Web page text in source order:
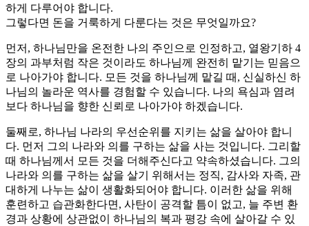
하게 다루어야 합니다.
그렇다면 돈을 거룩하게 다룬다는 것은 무엇일까요?
먼저, 하나님만을 온전한 나의 주인으로 인정하고, 열왕기하 4
장의 과부처럼 작은 것이라도 하나님께 완전히 맡기는 믿음으
로 나아가야 합니다. 모든 것을 하나님께 맡길 때, 신실하신 하
나님의 놀라운 역사를 경험할 수 있습니다. 나의 욕심과 염려
보다 하나님을 향한 신뢰로 나아가야 하겠습니다.
둘째로, 하나님 나라의 우선순위를 지키는 삶을 살아야 합니
다. 먼저 그의 나라와 의를 구하는 삶을 사는 것입니다. 그리할
때 하나님께서 모든 것을 더해주신다고 약속하셨습니다. 그의
나라와 의를 구하는 삶을 살기 위해서는 정직, 감사와 자족, 관
대하게 나누는 삶이 생활화되어야 합니다. 이러한 삶을 위해
훈련하고 습관화한다면, 사탄이 공격할 틈이 없고, 늘 주변 환
경과 상황에 상관없이 하나님의 복과 평강 속에 살아갈 수 있